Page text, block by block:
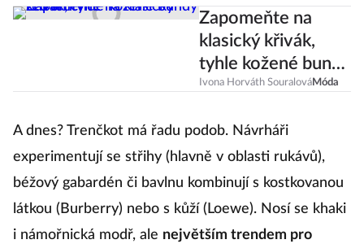
Zapomeňte na
klasický křivák,
tyhle kožené bundy
teď letí víc!
Ivona Horváth SouralováMóda
A dnes? Trenčkot má řadu podob. Návrháři
experimentují se střihy (hlavně v oblasti rukávů),
béžový gabardén či bavlnu kombinují s kostkovanou
látkou (Burberry) nebo s kůží (Loewe). Nosí se khaki
i námořnická modř, ale největším trendem pro